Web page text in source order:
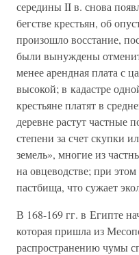
середины II в. снова
бегстве крестьян, об
произошло восстание,
были вынуждены
менее арендная плата с
высокой; в кадастре
крестьяне платят в
деревне растут частные
степени за счет скупки
земель», многие из
на овцеводстве; при
пастбища, что сужает
В 168-169 гг. в Египте
которая пришла из
распространению чумы